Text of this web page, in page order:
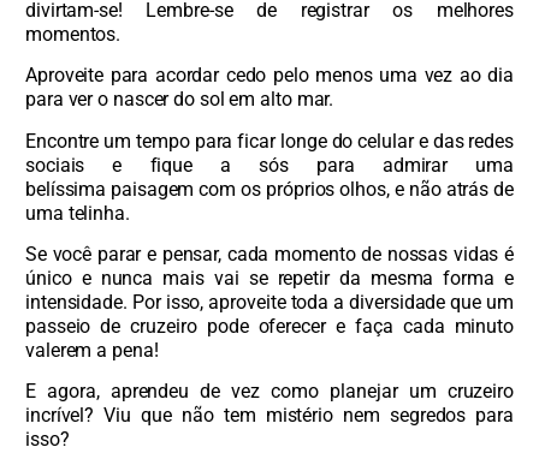
divirtam-se! Lembre-se de registrar os melhores
momentos.
Aproveite para acordar cedo pelo menos uma vez ao dia
para ver o nascer do sol em alto mar.
Encontre um tempo para ficar longe do celular e das redes
sociais e fique a sós para admirar uma
belíssima paisagem com os próprios olhos, e não atrás de
uma telinha.
Se você parar e pensar, cada momento de nossas vidas é
único e nunca mais vai se repetir da mesma forma e
intensidade. Por isso, aproveite toda a diversidade que um
passeio de cruzeiro pode oferecer e faça cada minuto
valerem a pena!
E agora, aprendeu de vez como planejar um cruzeiro
incrível? Viu que não tem mistério nem segredos para
isso?